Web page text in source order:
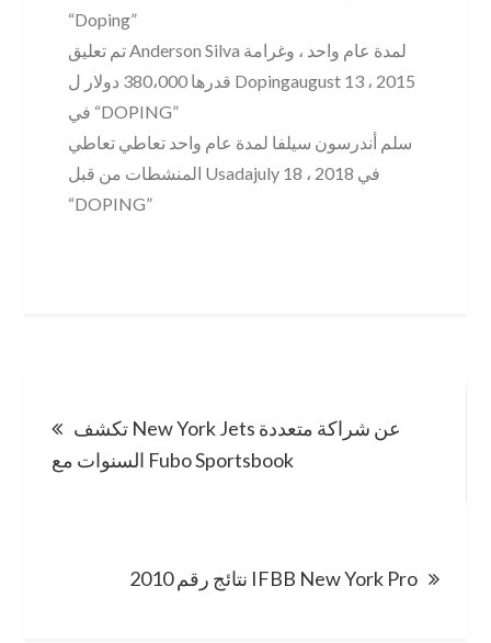
“Doping”
تم تعليق Anderson Silva لمدة عام واحد ، وغرامة
قدرها 380،000 دولار ل Dopingaugust 13 ، 2015
في “DOPING”
سلم أندرسون سيلفا لمدة عام واحد تعاطي تعاطي
المنشطات من قبل Usadajuly 18 ، 2018 في
“DOPING”
navigation
تكشف New York Jets عن شراكة متعددة
السنوات مع Fubo Sportsbook
2010 نتائج رقم IFBB New York Pro